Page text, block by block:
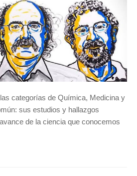
categorías de Química, Medicina y
sus estudios y hallazgos
de la ciencia que conocemos